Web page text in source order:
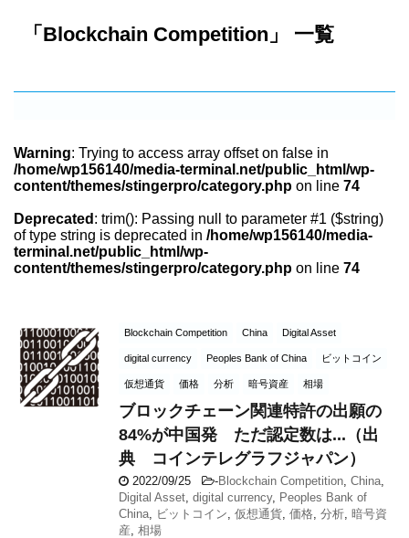
「Blockchain Competition」 一覧
Warning: Trying to access array offset on false in
/home/wp156140/media-terminal.net/public_html/wp-
content/themes/stingerpro/category.php on line 74
Deprecated : trim(): Passing null to parameter #1 ($string)
of type string is deprecated in /home/wp156140/media-
terminal.net/public_html/wp-
content/themes/stingerpro/category.php on line 74
Blockchain Competition China Digital Asset
digital currency Peoples Bank of China ビットコイン
仮想通貨 価格 分析 暗号資産 相場
ブロックチェーン関連特許の出願の
84%が中国発 ただ認定数は...（出
典 コインテレグラフジャパン）
2022/09/25 -Blockchain Competition China
Digital Asset digital currency, Peoples Bank of
China
ビットコイン 仮想通貨 価格 分析 暗号資
産 相場